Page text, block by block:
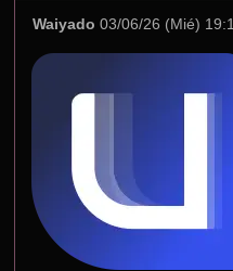
Waiyado 03/06/26 (Mié)